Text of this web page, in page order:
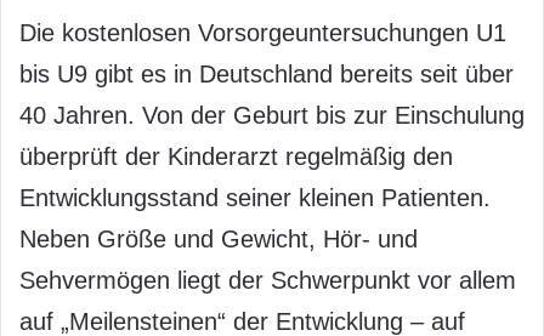
Die kostenlosen Vorsorgeuntersuchungen U1
bis U9 gibt es in Deutschland bereits seit über
40 Jahren. Von der Geburt bis zur Einschulung
überprüft der Kinderarzt regelmäßig den
Entwicklungsstand seiner kleinen Patienten.
Neben Größe und Gewicht, Hör- und
Sehvermögen liegt der Schwerpunkt vor allem
auf „Meilensteinen“ der Entwicklung – auf